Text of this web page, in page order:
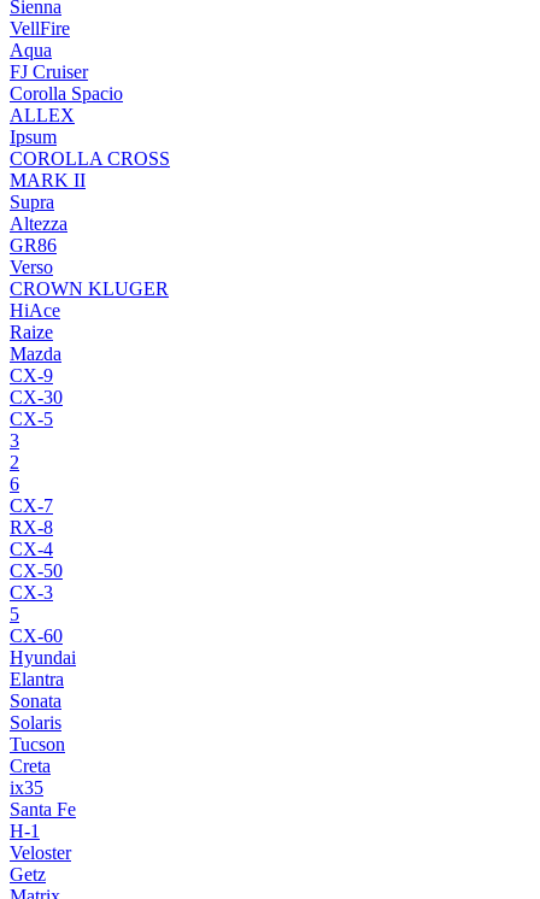
Sienna
VellFire
Aqua
FJ Cruiser
Corolla Spacio
ALLEX
Ipsum
COROLLA CROSS
MARK II
Supra
Altezza
GR86
Verso
CROWN KLUGER
HiAce
Raize
Mazda
CX-9
CX-30
CX-5
3
2
6
CX-7
RX-8
CX-4
CX-50
CX-3
5
CX-60
Hyundai
Elantra
Sonata
Solaris
Tucson
Creta
ix35
Santa Fe
H-1
Veloster
Getz